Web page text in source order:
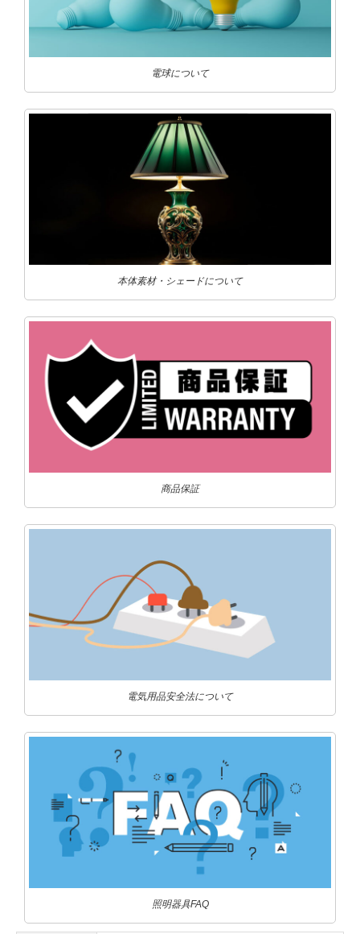
電球について
本体素材・シェードについて
商品保証
電気用品安全法について
照明器具FAQ